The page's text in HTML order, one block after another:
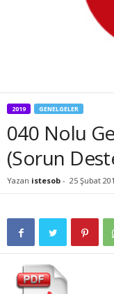
2019 GENELGELER
040 Nolu
(Sorun
Yazan istesob - 25 Şubat